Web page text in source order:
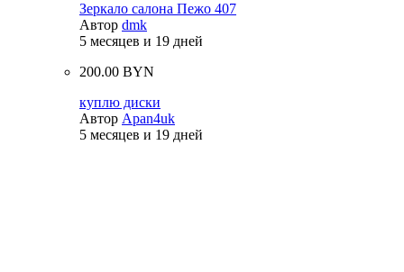
Зеркало салона Пежо 407
Автор dmk
5 месяцев и 19 дней
200.00 BYN
куплю диски
Автор Apan4uk
5 месяцев и 19 дней